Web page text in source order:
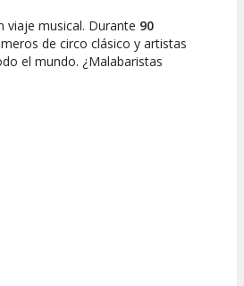
viaje musical. Durante 90
de circo clásico y artistas
el mundo. ¿Malabaristas
la bicicleta más pequeña del
en familia, bajo una carpa
tu comodidad. El ambiente es tan
como en casa, pero con la emoción
a lo grande.
de primer nivel
y números clásicos